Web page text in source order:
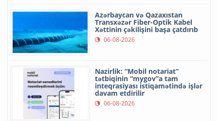
Azərbaycan və Qazaxıstan
Transxəzər Fiber-Optik Kabel
Xəttinin çəkilişini başa çatdırıb
06-08-2026
Nazirlik: “Mobil notariat”
tətbiqinin “mygov”a tam
inteqrasiyası istiqamətində işlər
davam etdirilir
06-08-2026